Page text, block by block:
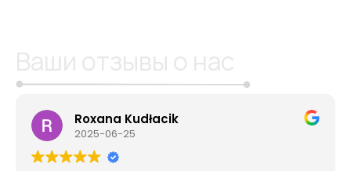
Roxana Kudłacik
2025-06-25